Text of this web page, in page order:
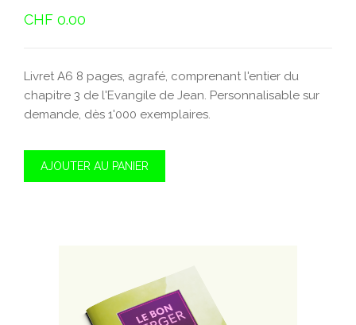
CHF 0.00
Livret A6 8 pages, agrafé, comprenant l'entier du
chapitre 3 de l'Evangile de Jean. Personnalisable sur
demande, dès 1'000 exemplaires.
AJOUTER AU PANIER